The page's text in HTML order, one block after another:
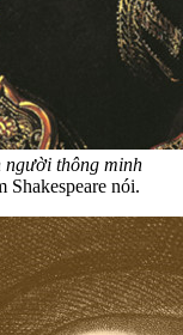
người thông minh
Shakespeare nói.